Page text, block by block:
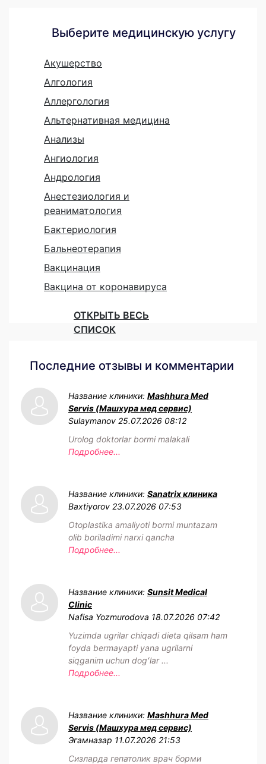
Выберите медицинскую услугу
Акушерство
Алгология
Аллергология
Альтернативная медицина
Анализы
Ангиология
Андрология
Анестезиология и
реаниматология
Бактериология
Бальнеотерапия
Вакцинация
Вакцина от коронавируса
ОТКРЫТЬ ВЕСЬ
СПИСОК
Последние отзывы и комментарии
Название клиники: Mashhura Med
Servis (Машхура мед сервис)
Sulaymanov 25.07.2026 08:12
Urolog doktorlar bormi malakali
Подробнее...
Название клиники: Sanatrix клиника
Baxtiyorov 23.07.2026 07:53
Otoplastika amaliyoti bormi muntazam
olib boriladimi narxi qancha
Подробнее...
Название клиники: Sunsit Medical
Clinic
Nafisa Yozmurodova 18.07.2026 07:42
Yuzimda ugrilar chiqadi dieta qilsam ham
foyda bermayapti yana ugrilarni
siqganim uchun dogʻlar ...
Подробнее...
Название клиники: Mashhura Med
Servis (Машхура мед сервис)
Эгамназар 11.07.2026 21:53
Сизларда гепатолик врач борми